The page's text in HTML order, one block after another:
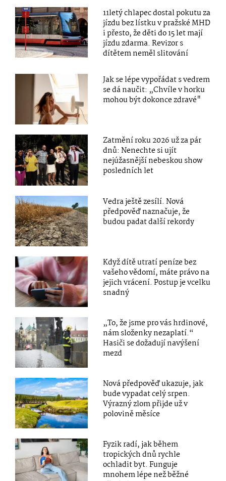
11letý chlapec dostal pokutu za
jízdu bez lístku v pražské MHD
i přesto, že děti do 15 let mají
jízdu zdarma. Revizor s
dítětem neměl slitování
Jak se lépe vypořádat s vedrem
se dá naučit: „Chvíle v horku
mohou být dokonce zdravé"
Zatmění roku 2026 už za pár
dnů: Nenechte si ujít
nejúžasnější nebeskou show
posledních let
Vedra ještě zesílí. Nová
předpověď naznačuje, že
budou padat další rekordy
Když dítě utratí peníze bez
vašeho vědomí, máte právo na
jejich vrácení. Postup je vcelku
snadný
„To, že jsme pro vás hrdinové,
nám složenky nezaplatí.“
Hasiči se dožadují navýšení
mezd
Nová předpověď ukazuje, jak
bude vypadat celý srpen.
Výrazný zlom přijde už v
polovině měsíce
Fyzik radí, jak během
tropických dnů rychle
ochladit byt. Funguje
mnohem lépe než běžné